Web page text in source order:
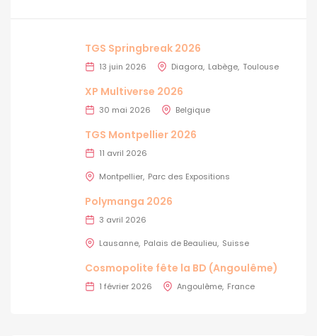
TGS Springbreak 2026
13 juin 2026 Diagora Labège Toulouse
XP Multiverse 2026
30 mai 2026 Belgique
TGS Montpellier 2026
11 avril 2026
Montpellier Parc des Expositions
Polymanga 2026
3 avril 2026
Lausanne Palais de Beaulieu Suisse
Cosmopolite fête la BD (Angoulême)
1 février 2026 Angoulême France